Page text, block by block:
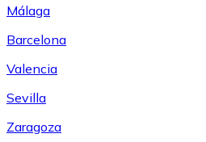
Málaga
Barcelona
Valencia
Sevilla
Zaragoza